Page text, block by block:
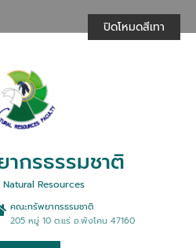
น้ำใจไทสกล (งานกาชาด)
ประจำปี 2569
บริการวิชาการในการฝึกอบรม
เชิงปฏิบัติการ “การพัฒนา
ศักยภาพด้านธุรกิจฯ”
คณะทรัพยากรธรรมชาติจัด
กิจกรรมทำบุญตักบาตรเนื่อง
คณะทรัพยากรธรรมชาติร่วม
ดำเนินการจัดฝึกอบรม
หลักสูตรการนวดตอกเส้นเพื่อ
สุขภาพ 30 ชั่วโมง
กรธรรมชาติ
Resources
คณะทรัพยากรธรมชาติ
205 หมู่ 10 ต.แร่ อ.พังโคน 47160
ปิดโหมดสีเทา